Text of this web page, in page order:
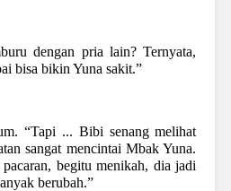
dengan pria lain? Ternyata,
bisa bikin Yuna sakit.”
“Tapi ... Bibi senang melihat
sangat mencintai Mbak Yuna.
begitu menikah, dia jadi
berubah.”